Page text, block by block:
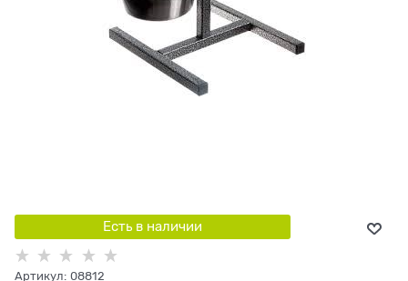
Есть в наличии
Артикул: 08812